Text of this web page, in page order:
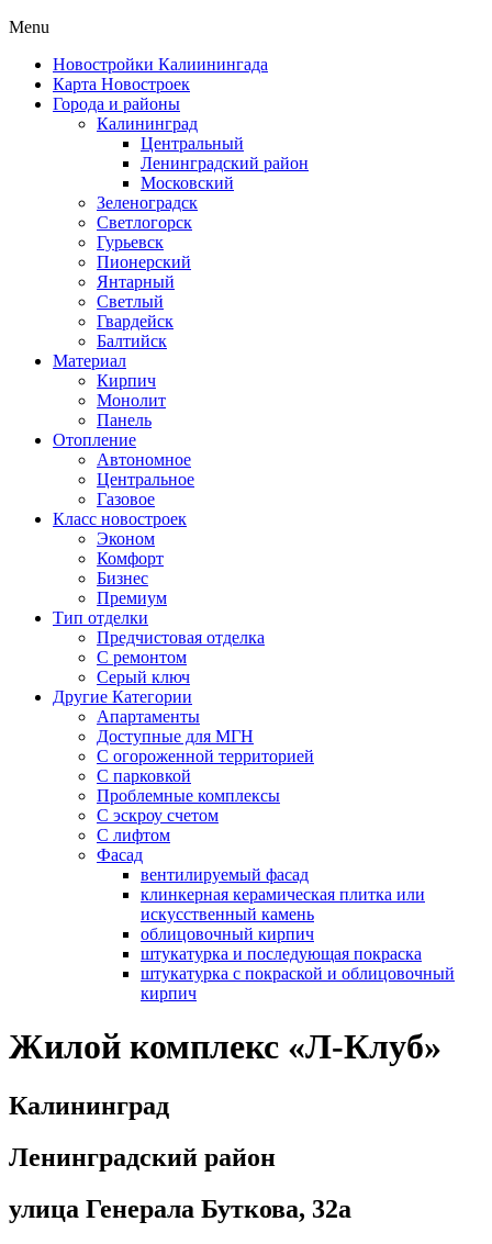
Menu
Новостройки Калиинингада
Карта Новостроек
Города и районы
Калининград
Центральный
Ленинградский район
Московский
Зеленоградск
Светлогорск
Гурьевск
Пионерский
Янтарный
Светлый
Гвардейск
Балтийск
Материал
Кирпич
Монолит
Панель
Отопление
Автономное
Центральное
Газовое
Класс новостроек
Эконом
Комфорт
Бизнес
Премиум
Тип отделки
Предчистовая отделка
С ремонтом
Серый ключ
Другие Категории
Апартаменты
Доступные для МГН
С огороженной территорией
С парковкой
Проблемные комплексы
С эскроу счетом
С лифтом
Фасад
вентилируемый фасад
клинкерная керамическая плитка или
искусственный камень
облицовочный кирпич
штукатурка и последующая покраска
штукатурка с покраской и облицовочный
кирпич
Жилой комплекс «Л-Клуб»
Калининград
Ленинградский район
улица Генерала Буткова, 32а